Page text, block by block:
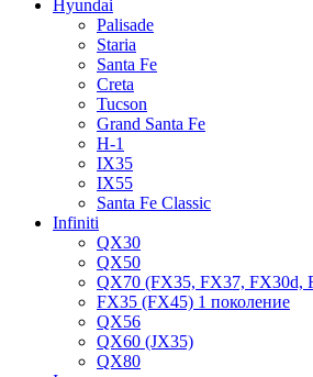
Hyundai
Palisade
Staria
Santa Fe
Creta
Tucson
Grand Santa Fe
H-1
IX35
IX55
Santa Fe Classic
Infiniti
QX30
QX50
QX70 (FX35, FX37, FX30d,
FX35 (FX45) 1 поколение
QX56
QX60 (JX35)
QX80